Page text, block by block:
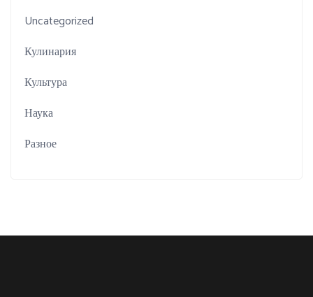
Uncategorized
Кулинария
Культура
Наука
Разное